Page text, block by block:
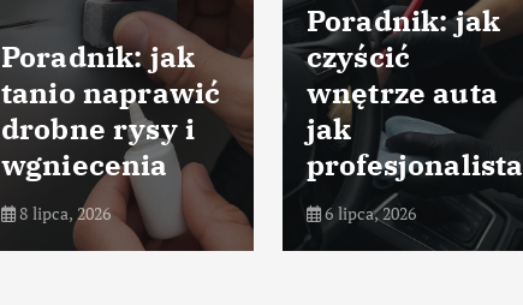
Poradnik: jak
tanio naprawić
drobne rysy i
wgniecenia
8 lipca, 2026
Poradnik: jak
czyścić
wnętrze auta
jak
profesjonalista
6 lipca, 2026